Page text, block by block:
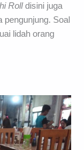
Rolldisini juga
Soal
lidah orang